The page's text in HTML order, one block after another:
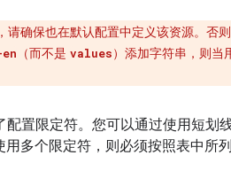
请确保也在默认配置中定义该资源。否
（而不是 values）添加字符串，则当
配置限定符。您可以通过使用短划
多个限定符，则必须按照表中所